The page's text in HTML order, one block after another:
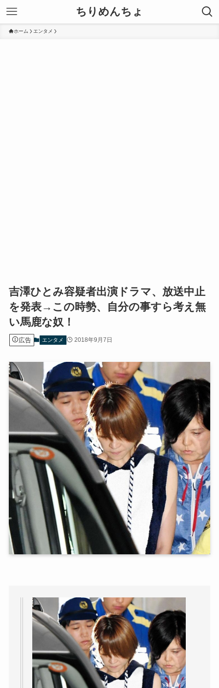
ちりめんちょ
ホーム エンタメ
吉澤ひとみ容疑者出演ドラマ、放送中止
を発表→この時勢、自分の事すら考え無
い馬鹿な奴！
広告 エンタメ 2018年9月7日